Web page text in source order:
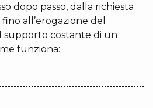
dopo passo, dalla richiesta
all’erogazione del
supporto costante di un
funziona: